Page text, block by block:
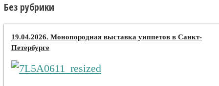
Без рубрики
19.04.2026. Монопородная выставка уиппетов в Санкт-
Петербурге